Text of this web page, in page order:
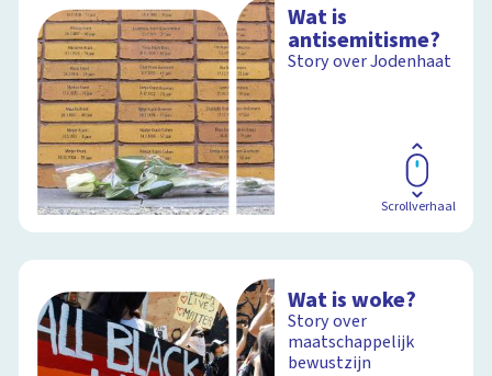
Wat is
antisemitisme?
Story over Jodenhaat
Scrollverhaal
Wat is woke?
Story over
maatschappelijk
bewustzijn